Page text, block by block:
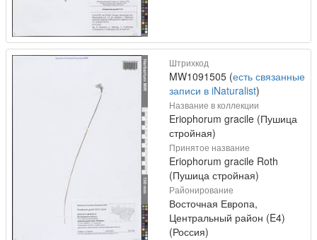
Штрихкод
MW1091505 (есть связанные
записи в iNaturalist)
Название в коллекции
Eriophorum gracile (Пушица
стройная)
Принятое название
Eriophorum gracile Roth
(Пушица стройная)
Районирование
Восточная Европа,
Центральный район (E4)
(Россия)